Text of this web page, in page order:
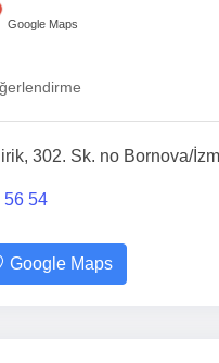
Google Maps
302. Sk. no Bornova/
56 54
Google Maps